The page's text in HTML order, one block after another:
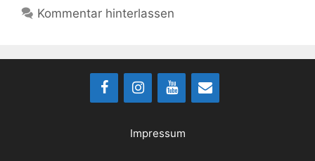
Kommentar hinterlassen
Impressum